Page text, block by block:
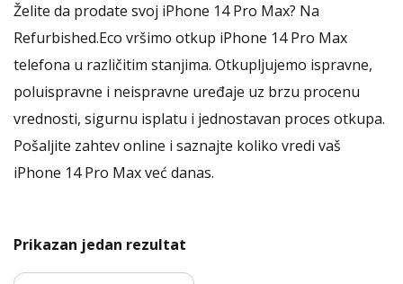
Želite da prodate svoj iPhone 14 Pro Max? Na
Refurbished.Eco vršimo otkup iPhone 14 Pro Max
telefona u različitim stanjima. Otkupljujemo ispravne,
poluispravne i neispravne uređaje uz brzu procenu
vrednosti, sigurnu isplatu i jednostavan proces otkupa.
Pošaljite zahtev online i saznajte koliko vredi vaš
iPhone 14 Pro Max već danas.
Prikazan jedan rezultat